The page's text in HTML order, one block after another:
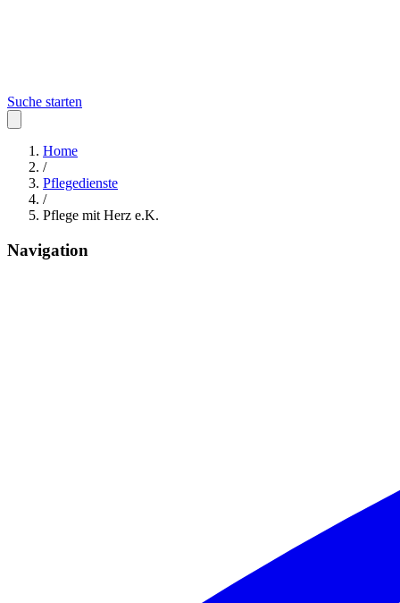
Suche starten
Home
/
Pflegedienste
/
Pflege mit Herz e.K.
Navigation